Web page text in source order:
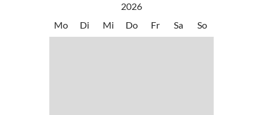
•
Wandern
Wassersport
Weinprobe • Wellness
Tagesausflüge zu den Inseln Cres und Rab.
2026
Mo
Di Mi Do Fr Sa So